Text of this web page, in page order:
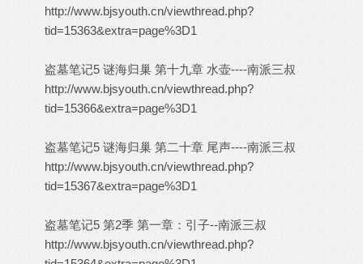
http://www.bjsyouth.cn/viewthread.php?
tid=15363&extra=page%3D1
盗墓笔记5 谜海归巢 第十九章 水壶----南派三叔
http://www.bjsyouth.cn/viewthread.php?
tid=15366&extra=page%3D1
盗墓笔记5 谜海归巢 第二十章 尾声----南派三叔
http://www.bjsyouth.cn/viewthread.php?
tid=15367&extra=page%3D1
盗墓笔记5 第2季 第一章：引子--南派三叔
http://www.bjsyouth.cn/viewthread.php?